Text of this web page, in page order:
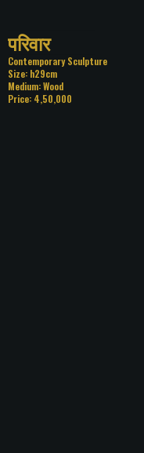
Title: परिवार
Category: Contemporary Sculpture
Size: h29cm
Medium: Wood
Price: 4,50,000